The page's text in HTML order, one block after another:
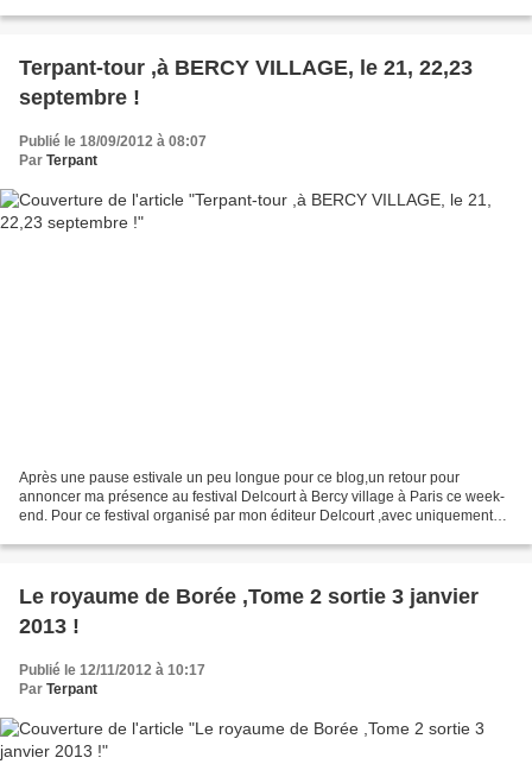
Terpant-tour ,à BERCY VILLAGE, le 21, 22,23
septembre !
Publié le 18/09/2012 à 08:07
Par Terpant
Après une pause estivale un peu longue pour ce blog,un retour pour
annoncer ma présence au festival Delcourt à Bercy village à Paris ce week-
end. Pour ce festival organisé par mon éditeur Delcourt ,avec uniquement
Le royaume de Borée ,Tome 2 sortie 3 janvier
2013 !
Publié le 12/11/2012 à 10:17
Par Terpant